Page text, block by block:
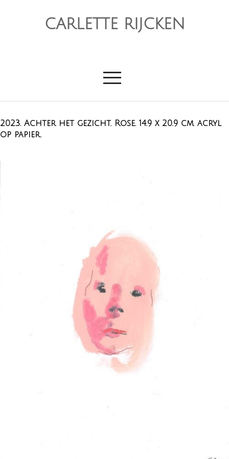
CARLETTE RIJCKEN
2023. Achter het gezicht. Rose. 14.9 x 20.9 cm. acryl
op papier.